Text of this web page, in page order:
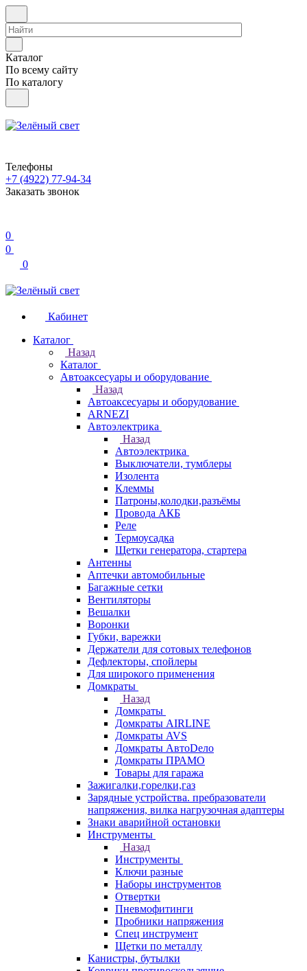
Каталог
По всему сайту
По каталогу
Телефоны
+7 (4922) 77-94-34
Заказать звонок
0
0
0
Кабинет
Каталог
Назад
Каталог
Автоаксесуары и оборудование
Назад
Автоаксесуары и оборудование
ARNEZI
Автоэлектрика
Назад
Автоэлектрика
Выключатели, тумблеры
Изолента
Клеммы
Патроны,колодки,разъёмы
Провода АКБ
Реле
Термоусадка
Щетки генератора, стартера
Антенны
Аптечки автомобильные
Багажные сетки
Вентиляторы
Вешалки
Воронки
Губки, варежки
Держатели для сотовых телефонов
Дефлекторы, спойлеры
Для широкого применения
Домкраты
Назад
Домкраты
Домкраты AIRLINE
Домкраты AVS
Домкраты АвтоDело
Домкраты ПРАМО
Товары для гаража
Зажигалки,горелки,газ
Зарядные устройства. пребразователи
напряжения, вилка нагрузочная адаптеры
Знаки аварийной остановки
Инструменты
Назад
Инструменты
Ключи разные
Наборы инструментов
Отвертки
Пневмофитинги
Пробники напряжения
Спец инструмент
Щетки по металлу
Канистры, бутылки